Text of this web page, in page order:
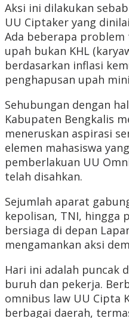
Aksi ini dilakukan
UU Ciptaker yang
Ada beberapa
upah bukan KHL
berdasarkan inflasi
penghapusan upah
Sehubungan dengan
Kabupaten Bengkalis
meneruskan aspirasi
elemen mahasiswa
pemberlakuan UU
telah disahkan.
Sejumlah aparat
kepolisan, TNI, hingga
bersiaga di depan
mengamankan aksi
Hari ini adalah puncak
buruh dan pekerja.
omnibus law UU Cipta
berbagai daerah,